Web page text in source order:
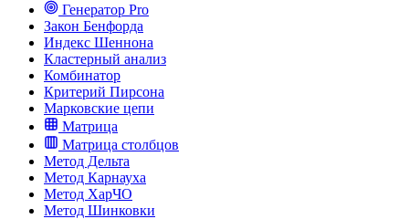
Генератор Pro
Закон Бенфорда
Индекс Шеннона
Кластерный анализ
Комбинатор
Критерий Пирсона
Марковские цепи
Матрица
Матрица столбцов
Метод Дельта
Метод Карнауха
Метод ХарЧО
Метод Шинковки